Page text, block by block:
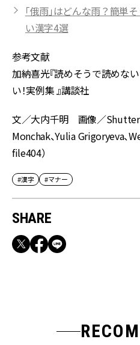
「俄雨」はどんな雨？簡単
い漢字4選
参考文献
加納喜光『読めそうで読めな
い！実例集 』講談社
文／大内千明 画像／
Monchak、Yulia Grigoryeva、
file404）
#漢字 #マナー
SHARE